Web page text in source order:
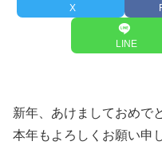
X
LINE
新年、あけましておめで
本年もよろしくお願い申